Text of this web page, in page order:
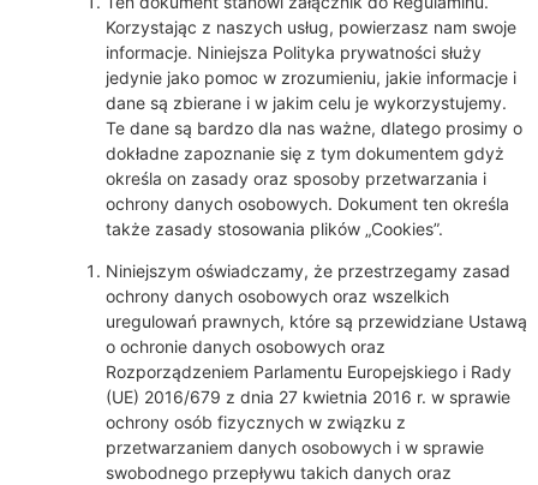
Korzystając z naszych usług, powierzasz nam swoje
informacje. Niniejsza Polityka prywatności służy
jedynie jako pomoc w zrozumieniu, jakie informacje i
dane są zbierane i w jakim celu je wykorzystujemy.
Te dane są bardzo dla nas ważne, dlatego prosimy o
dokładne zapoznanie się z tym dokumentem gdyż
określa on zasady oraz sposoby przetwarzania i
ochrony danych osobowych. Dokument ten określa
także zasady stosowania plików „Cookies”.
Niniejszym oświadczamy, że przestrzegamy zasad
ochrony danych osobowych oraz wszelkich
uregulowań prawnych, które są przewidziane Ustawą
o ochronie danych osobowych oraz
Rozporządzeniem Parlamentu Europejskiego i Rady
(UE) 2016/679 z dnia 27 kwietnia 2016 r. w sprawie
ochrony osób fizycznych w związku z
przetwarzaniem danych osobowych i w sprawie
swobodnego przepływu takich danych oraz